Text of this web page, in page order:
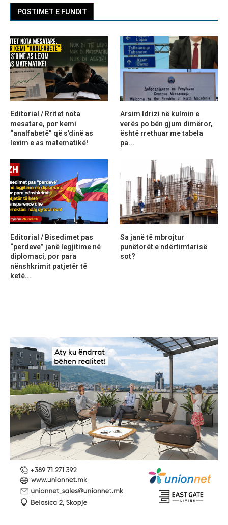
POSTIMET E FUNDIT
Editorial / Rritet nota
mesatare, por kemi
“analfabetë” që s’dinë as
lexim e as matematikë!
Arsim Idrizi në kulmin e
verës po bën gjum dimëror,
është rrethuar me tabela
pa...
Editorial / Bisedimet pas
“perdeve” janë legjitime në
diplomaci, por para
nënshkrimit patjetër të
ketë...
Sa janë të mbrojtur
punëtorët e ndërtimtarisë
sot?